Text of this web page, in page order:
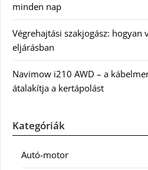
minden nap
Végrehajtási szakjogász: hogyan
eljárásban
Navimow i210 AWD – a
átalakítja a kertápolást
Kategóriák
Autó-motor